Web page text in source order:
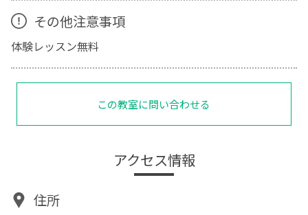
その他注意事項
体験レッスン無料
この教室に問い合わせる
アクセス情報
住所